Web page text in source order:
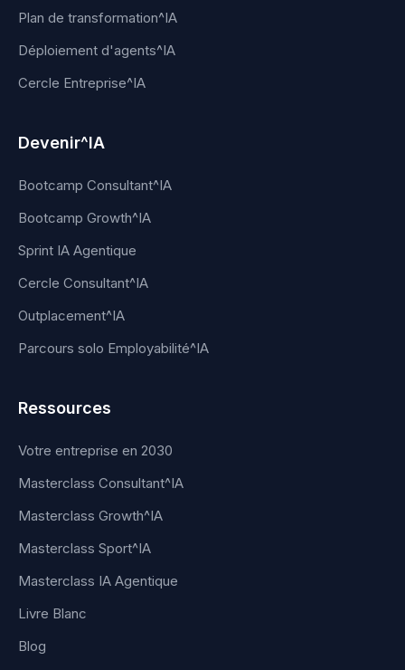
Plan de transformation^IA
Déploiement d'agents^IA
Cercle Entreprise^IA
Devenir^IA
Bootcamp Consultant^IA
Bootcamp Growth^IA
Sprint IA Agentique
Cercle Consultant^IA
Outplacement^IA
Parcours solo Employabilité^IA
Ressources
Votre entreprise en 2030
Masterclass Consultant^IA
Masterclass Growth^IA
Masterclass Sport^IA
Masterclass IA Agentique
Livre Blanc
Blog